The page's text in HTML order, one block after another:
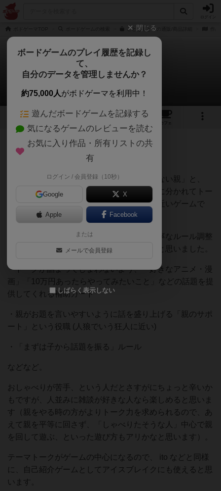
ことば落としの通販/商品詳細
ことば落とし
ぜろけーさんのレビュー
1 2 2
カフェ
230名 3名 0 3年弱前
「決められたお題の単語を使わないといけない親」と、
「会話の中からお題の単語を探し出す子」に分かれてトー
クを楽しむ、「パワーワード人狼」などに近いゲームで
とてもとてもシンプルなゲームですが、丁寧なルール調整
で遊びやすく配慮されているのが素敵だなと思いました。
・トークが詰まってしまわないよう、「好きなアニメ・漫
画」「10万円あったらやってみたいこと」などの話題を提
供してくれる補助カード
・親がお題を言いやすいように話を盛り上げる「親のサポ
ート」という役職 (人狼でいう狂人に近い)
・「まずは子から話題を振る」ルール
などなど。
おしゃべりが苦手、という人だとさすがにちょっと辛いか
もですが、人並みに雑談が好きな人なら楽しめると思いま
す（親をやる時の方がよりトーク力を求められるので、あ
えて親を平等に回さず、「しゃべりたそうな人」中心で親
を回して遊ぶ、といった遊び方もアリかなと思います）。
テーマトークがゲームの中心になるので、 ito などと同様
に、自己紹介ゲームとしてアイスブレイクにも使えると思
います。
閉じる
ボードゲームのプレイ履歴を記録し
て、
自分のデータを管理しませんか？
約75,000人がボドゲーマを利用中！
遊んだボードゲームを記録する
気になるゲームのレビューを読む
お気に入り作品・所有リストの共
有
ログイン / 会員登録（10秒）
Google X
Apple Facebook
または
メールで会員登録
しばらく表示しない